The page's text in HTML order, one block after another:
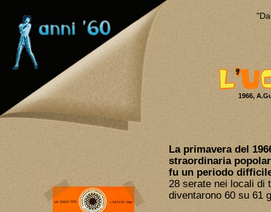
1966,
La primavera del
straordinaria
fu un periodo
28 serate nei locali di
diventarono 60 su 61